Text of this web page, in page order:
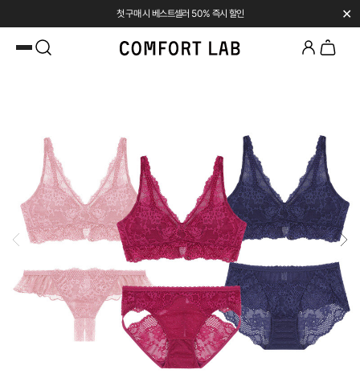
SUMMER SALE | UP TO 45% OFF
카카오채널 추가하고 10,000원 쿠폰 받기
✕